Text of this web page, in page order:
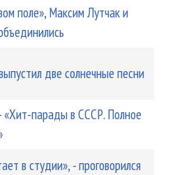
поле», Максим Лутчак и
две солнечные песни
«Хит-парады в СССР. Полное
в студии», - проговорился